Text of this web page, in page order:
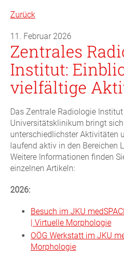
Zurück
11. Februar 2026
Zentrales
Institut:
vielfältige
Das Zentrale Radiologie
Universitätsklinikum bringt
unterschiedlichster Aktivitäten
laufend aktiv in den Bereichen
Weitere Informationen finden
einzelnen Artikeln:
2026:
Besuch im JKU
| Virtuelle Morphologie
OÖG Werkstatt im JKU
Morphologie